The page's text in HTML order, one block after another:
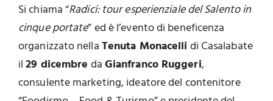
Si chiama “Radici: tour esperienziale del Salento in
cinque portate” ed è l’evento di beneficenza
organizzato nellaTenuta Monacelli di Casalabate
il29 dicembre daGianfranco Ruggeri,
consulente marketing, ideatore del contenitore